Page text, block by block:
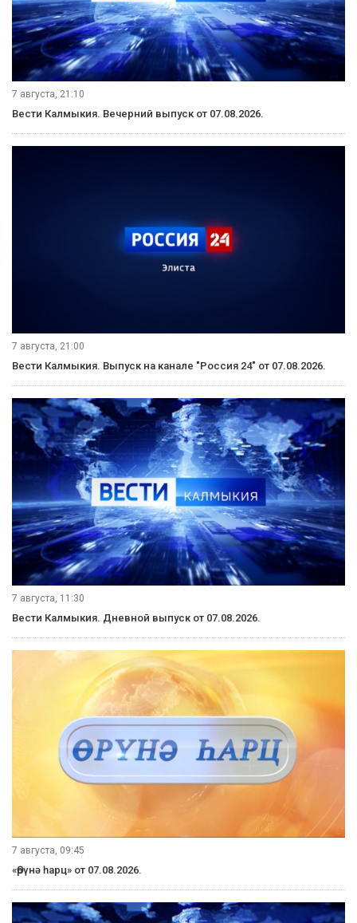
7 августа, 21:10
Вести Калмыкия. Вечерний выпуск от 07.08.2026.
7 августа, 21:00
Вести Калмыкия. Выпуск на канале "Россия 24" от 07.08.2026.
7 августа, 11:30
Вести Калмыкия. Дневной выпуск от 07.08.2026.
7 августа, 09:45
«Өрүнә һарц» от 07.08.2026.